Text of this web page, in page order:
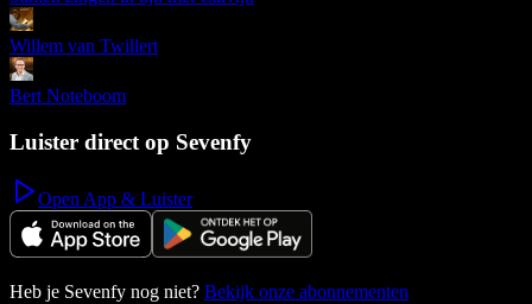
Willem van Twillert
Bert Noteboom
Luister direct op Sevenfy
Open App & Luister
Heb je Sevenfy nog niet? Bekijk onze abonnementen